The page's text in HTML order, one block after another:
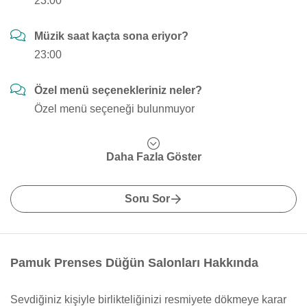
Müzik saat kaçta sona eriyor?
23:00
Özel menü seçenekleriniz neler?
Özel menü seçeneği bulunmuyor
Daha Fazla Göster
Soru Sor
Pamuk Prenses Düğün Salonları Hakkında
Sevdiğiniz kişiyle birlikteliğinizi resmiyete dökmeye karar